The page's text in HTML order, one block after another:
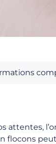
attentes,
flocons peut